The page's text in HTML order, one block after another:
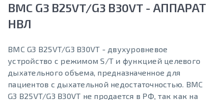
BMC G3 B25VT/G3 B30VT - АППАРАТ
НВЛ
BMC G3 B25VT/G3 B30VT - двухуровневое
устройство с режимом S/T и функцией целевого
дыхательного объема, предназначенное для
пациентов с дыхательной недостаточностью. BMC
G3 B25VT/G3 B30VT не продается в РФ, так как на